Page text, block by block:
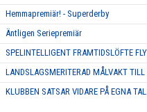
Hemmapremiär! - Superderby
Äntligen Seriepremiär
SPELINTELLIGENT FRAMTIDSLÖFTE
LANDSLAGSMERITERAD MÅLVAKT TILL
KLUBBEN SATSAR VIDARE PÅ EGNA